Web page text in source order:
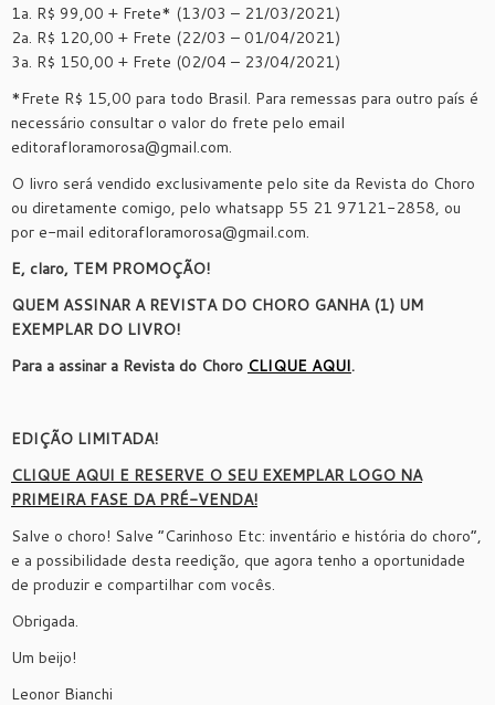
1a. R$ 99,00 + Frete* (13/03 – 21/03/2021)
2a. R$ 120,00 + Frete (22/03 – 01/04/2021)
3a. R$ 150,00 + Frete (02/04 – 23/04/2021)
*Frete R$ 15,00 para todo Brasil. Para remessas para outro país é
necessário consultar o valor do frete pelo email
editorafloramorosa@gmail.com.
O livro será vendido exclusivamente pelo site da Revista do Choro
ou diretamente comigo, pelo whatsapp 55 21 97121-2858, ou
por e-mail editorafloramorosa@gmail.com.
E, claro, TEM PROMOÇÃO!
QUEM ASSINAR A REVISTA DO CHORO GANHA (1) UM
EXEMPLAR DO LIVRO!
Para a assinar a Revista do Choro CLIQUE AQUI.
EDIÇÃO LIMITADA!
CLIQUE AQUI E RESERVE O SEU EXEMPLAR LOGO NA
PRIMEIRA FASE DA PRÉ-VENDA!
Salve o choro! Salve “Carinhoso Etc: inventário e história do choro”,
e a possibilidade desta reedição, que agora tenho a oportunidade
de produzir e compartilhar com vocês.
Obrigada.
Um beijo!
Leonor Bianchi